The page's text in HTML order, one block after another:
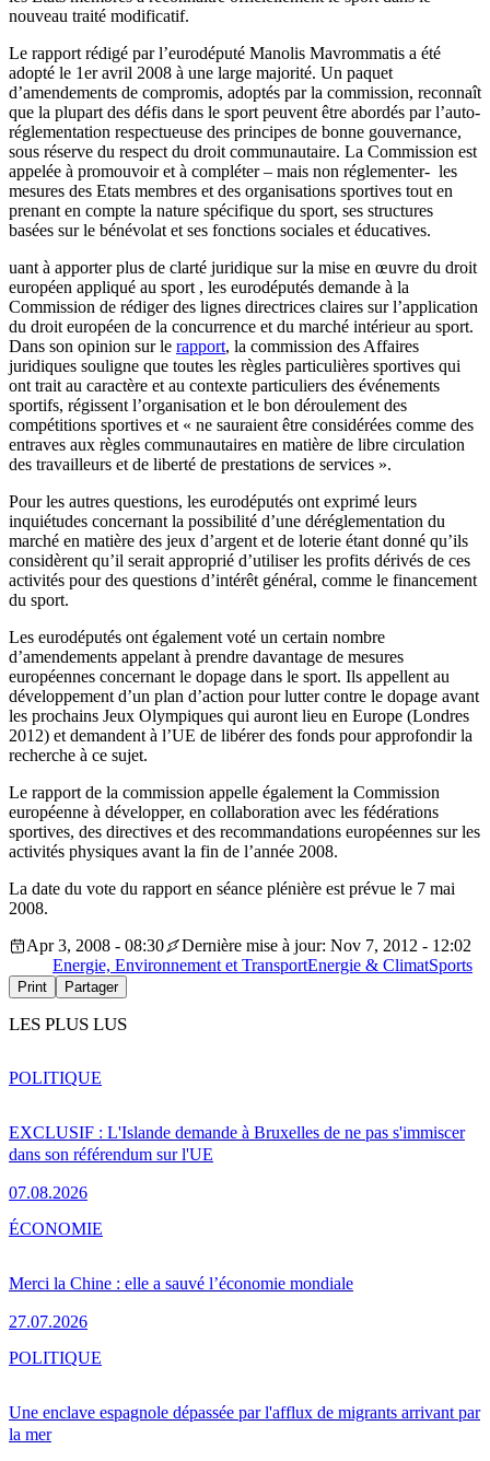
nouveau traité modificatif.
Le rapport rédigé par l’eurodéputé Manolis Mavrommatis a été
adopté le 1er avril 2008 à une large majorité. Un paquet
d’amendements de compromis, adoptés par la commission, reconnaît
que la plupart des défis dans le sport peuvent être abordés par l’auto-
réglementation respectueuse des principes de bonne gouvernance,
sous réserve du respect du droit communautaire. La Commission est
appelée à promouvoir et à compléter – mais non réglementer- les
mesures des Etats membres et des organisations sportives tout en
prenant en compte la nature spécifique du sport, ses structures
basées sur le bénévolat et ses fonctions sociales et éducatives.
uant à apporter plus de clarté juridique sur la mise en œuvre du droit
européen appliqué au sport , les eurodéputés demande à la
Commission de rédiger des lignes directrices claires sur l’application
du droit européen de la concurrence et du marché intérieur au sport.
Dans son opinion sur le rapport, la commission des Affaires
juridiques souligne que toutes les règles particulières sportives qui
ont trait au caractère et au contexte particuliers des événements
sportifs, régissent l’organisation et le bon déroulement des
compétitions sportives et « ne sauraient être considérées comme des
entraves aux règles communautaires en matière de libre circulation
des travailleurs et de liberté de prestations de services ».
Pour les autres questions, les eurodéputés ont exprimé leurs
inquiétudes concernant la possibilité d’une déréglementation du
marché en matière des jeux d’argent et de loterie étant donné qu’ils
considèrent qu’il serait approprié d’utiliser les profits dérivés de ces
activités pour des questions d’intérêt général, comme le financement
du sport.
Les eurodéputés ont également voté un certain nombre
d’amendements appelant à prendre davantage de mesures
européennes concernant le dopage dans le sport. Ils appellent au
développement d’un plan d’action pour lutter contre le dopage avant
les prochains Jeux Olympiques qui auront lieu en Europe (Londres
2012) et demandent à l’UE de libérer des fonds pour approfondir la
recherche à ce sujet.
Le rapport de la commission appelle également la Commission
européenne à développer, en collaboration avec les fédérations
sportives, des directives et des recommandations européennes sur les
activités physiques avant la fin de l’année 2008.
La date du vote du rapport en séance plénière est prévue le 7 mai
2008.
Apr 3, 2008 - 08:30
Dernière mise à jour: Nov 7, 2012 - 12:02
Energie, Environnement et TransportEnergie & ClimatSports
Print Partager
LES PLUS LUS
EXCLUSIF : L'Islande demande à Bruxelles de ne pas s'immiscer
dans son référendum sur l'UE
07.08.2026
POLITIQUE
Merci la Chine : elle a sauvé l’économie mondiale
27.07.2026
ÉCONOMIE
Une enclave espagnole dépassée par l'afflux de migrants arrivant par
la mer
POLITIQUE